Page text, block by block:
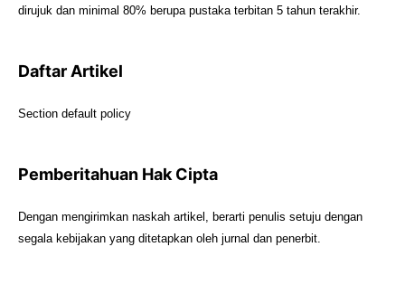
dirujuk dan minimal 80% berupa pustaka terbitan 5 tahun terakhir.
Daftar Artikel
Section default policy
Pemberitahuan Hak Cipta
Dengan mengirimkan naskah artikel, berarti penulis setuju dengan
segala kebijakan yang ditetapkan oleh jurnal dan penerbit.